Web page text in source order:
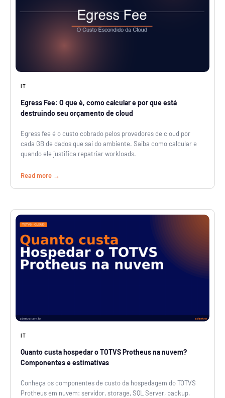
IT
Egress Fee: O que é, como calcular e por que está
destruindo seu orçamento de cloud
Egress fee é o custo cobrado pelos provedores de cloud por
cada GB de dados que sai do ambiente. Saiba como calcular e
quando ele justifica repatriar workloads.
Read more
IT
Quanto custa hospedar o TOTVS Protheus na nuvem?
Componentes e estimativas
Conheça os componentes de custo da hospedagem do TOTVS
Protheus em nuvem: servidor, storage, SQL Server, backup,